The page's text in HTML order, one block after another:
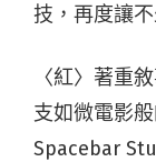
技，再度讓
〈紅〉著重
支如微電影
Spacebar